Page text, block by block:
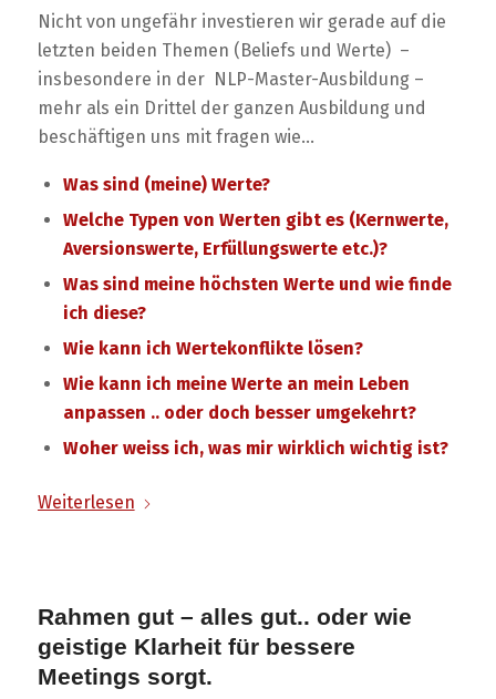
Nicht von ungefähr investieren wir gerade auf die
letzten beiden Themen (Beliefs und Werte) –
insbesondere in der NLP-Master-Ausbildung –
mehr als ein Drittel der ganzen Ausbildung und
beschäftigen uns mit fragen wie…
Was sind (meine) Werte?
Welche Typen von Werten gibt es (Kernwerte,
Aversionswerte, Erfüllungswerte etc.)?
Was sind meine höchsten Werte und wie finde
ich diese?
Wie kann ich Wertekonflikte lösen?
Wie kann ich meine Werte an mein Leben
anpassen .. oder doch besser umgekehrt?
Woher weiss ich, was mir wirklich wichtig ist?
Weiterlesen
Rahmen gut – alles gut.. oder wie
geistige Klarheit für bessere
Meetings sorgt.